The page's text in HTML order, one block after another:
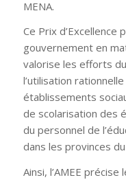
MENA.
Ce Prix d’Excellence
gouvernement en
valorise les efforts
l’utilisation
établissements
de scolarisation des
du personnel de
dans les provinces
Ainsi, l’AMEE